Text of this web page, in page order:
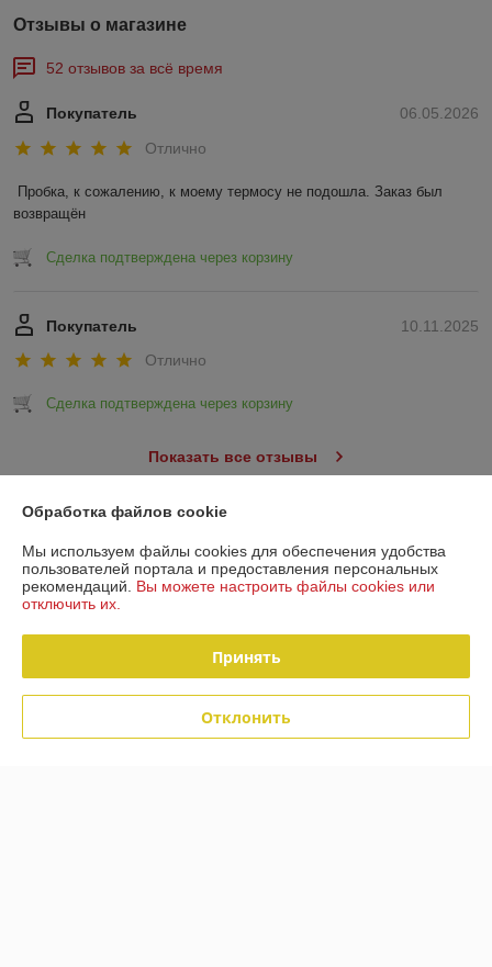
Отзывы о магазине
52 отзывов за всё время
06.05.2026
Покупатель
Отлично
Пробка, к сожалению, к моему термосу не подошла. Заказ был
возвращён
Сделка подтверждена через корзину
10.11.2025
Покупатель
Отлично
Сделка подтверждена через корзину
Показать все отзывы
Контакты
Доставка и оплата
Полная версия сайта
Обработка файлов cookie
Мы используем файлы cookies для обеспечения удобства
пользователей портала и предоставления персональных
рекомендаций. Вы можете настроить файлы cookies или
отключить их.
Принять
Отклонить